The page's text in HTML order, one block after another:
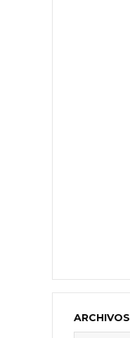
ARCHIVOS